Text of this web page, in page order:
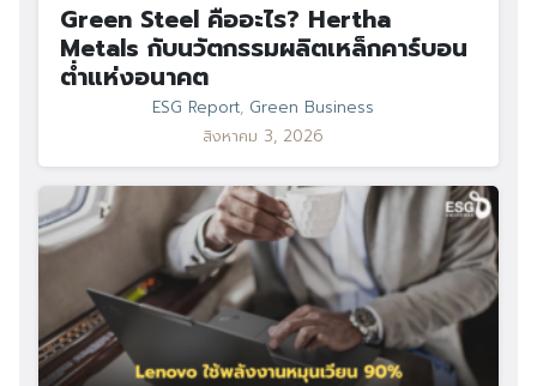
Green Steel คืออะไร? Hertha
Metals กับนวัตกรรมผลิตเหล็กคาร์บอน
ต่ำแห่งอนาคต
ESG Report, Green Business
สิงหาคม 3, 2026